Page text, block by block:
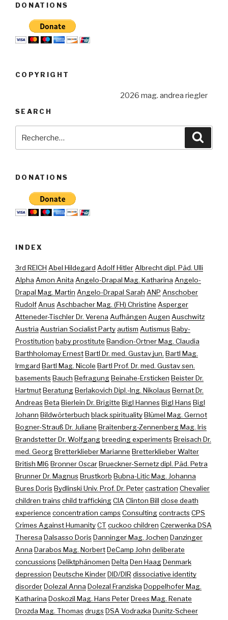
DONATIONS
COPYRIGHT
2026 mag. andrea riegler
SEARCH
DONATIONS
INDEX
3rd REICH Abel Hildegard Adolf HitlerAlbrecht dipl. Päd. Ulli
Alpha Amon Anita Angelo-Drapal Mag. Katharina Angelo-
Drapal Mag. Martin Angelo-Drapal Sarah ANP Anschober
RudolfAnusAschbacher Mag. (FH) Christine Asperger
Atteneder-Tischler Dr. Verena Aufhängen Augen Auschwitz
Austria Austrian Socialist Party autism AutismusBaby-
Prostitution baby prostitute Bandion-Ortner Mag. Claudia
Barthholomay ErnestBartl Dr. med. Gustav jun. Bartl Mag.
Irmgard Bartl Mag. Nicole Bartl Prof. Dr. med. Gustav sen.
basementsBauch BefragungBeinahe-Ersticken Beister Dr.
HartmutBeratungBerlakovich Dipl.-Ing. NikolausBernat Dr.
AndreasBeta Bierlein Dr. Brigitte Bigl HannesBigl HansBigl
Johann Bildwörterbuch black spiritualityBlümel Mag. Gernot
Bogner-Strauß Dr. Juliane Braitenberg-Zennenberg Mag. Iris
Brandstetter Dr. Wolfgangbreeding experimentsBreisach Dr.
med. GeorgBretterklieber Marianne Bretterklieber Walter
British MI6 Bronner OscarBrueckner-Sernetz dipl. Päd. Petra
Brunner Dr. MagnusBrustkorb Bubna-Litic Mag. Johanna
Bures DorisBydlinski Univ. Prof. Dr. Petercastration Chevalier
children trainschild traffickingCIA Clinton Bill close death
experience concentration campsConsultingcontractsCPS
Crimes Against HumanityCT cuckoo children Czerwenka DSA
Theresa Dalsasso DorisDanninger Mag. Jochen Danzinger
Anna Darabos Mag. NorbertDeCamp John deliberate
concussionsDeliktphänomen Delta Den HaagDenmark
depression Deutsche KinderDID/DIR dissociative identity
disorderDolezal Anna Dolezal Franziska Doppelhofer Mag.
Katharina Doskozil Mag. Hans PeterDrees Mag. Renate
Drozda Mag. ThomasdrugsDSA Vodrazka Dunitz-Scheer